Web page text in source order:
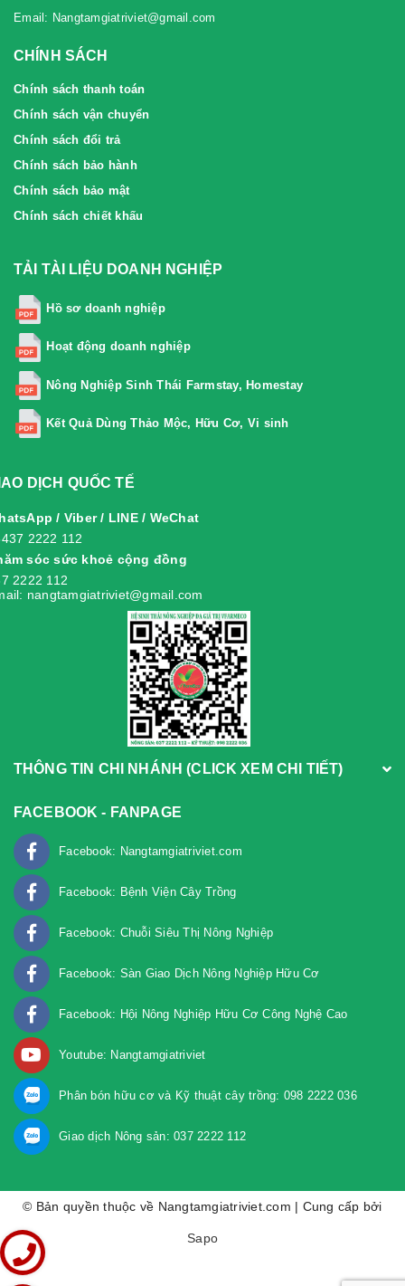
Email: Nangtamgiatriviet@gmail.com
CHÍNH SÁCH
Chính sách thanh toán
Chính sách vận chuyển
Chính sách đổi trả
Chính sách bảo hành
Chính sách bảo mật
Chính sách chiết khấu
TẢI TÀI LIỆU DOANH NGHIỆP
Hồ sơ doanh nghiệp
Hoạt động doanh nghiệp
Nông Nghiệp Sinh Thái Farmstay, Homestay
Kết Quả Dùng Thảo Mộc, Hữu Cơ, Vi sinh
DỊCH QUỐC TẾ
/ Viber / LINE / WeChat
2222 112
sóc sức khoẻ cộng đồng
2222 112
nangtamgiatriviet@gmail.com
THÔNG TIN CHI NHÁNH (CLICK XEM CHI TIẾT)
FACEBOOK - FANPAGE
Facebook: Nangtamgiatriviet.com
Facebook: Bệnh Viện Cây Trồng
Facebook: Chuỗi Siêu Thị Nông Nghiệp
Facebook: Sàn Giao Dịch Nông Nghiệp Hữu Cơ
Facebook: Hội Nông Nghiệp Hữu Cơ Công Nghệ Cao
Youtube: Nangtamgiatriviet
Phân bón hữu cơ và Kỹ thuật cây trồng: 098 2222 036
Giao dịch Nông sản: 037 2222 112
© Bản quyền thuộc về Nangtamgiatriviet.com | Cung cấp bởi
Sapo